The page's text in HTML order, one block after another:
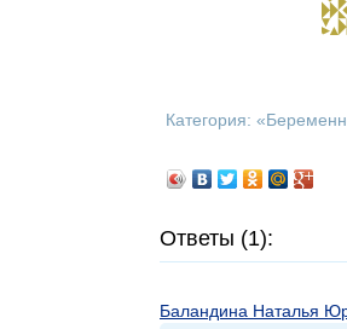
Категория: «
Ответы (1):
Баландина Наталья